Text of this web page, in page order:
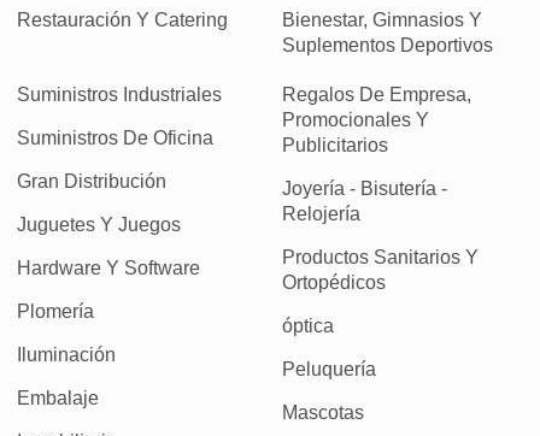
Restauración Y Catering
Bienestar, Gimnasios Y
Suplementos Deportivos
Suministros Industriales
Suministros De Oficina
Gran Distribución
Juguetes Y Juegos
Hardware Y Software
Plomería
Iluminación
Embalaje
Regalos De Empresa,
Promocionales Y
Publicitarios
Joyería - Bisutería -
Relojería
Productos Sanitarios Y
Ortopédicos
óptica
Peluquería
Mascotas